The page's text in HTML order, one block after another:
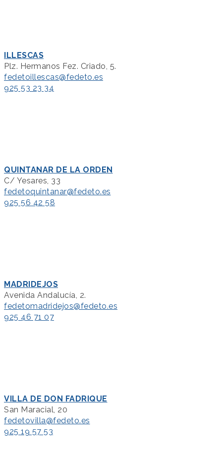
ILLESCAS
Plz. Hermanos Fez. Criado, 5.
fedetoillescas@fedeto.es
925 53 23 34
QUINTANAR DE LA ORDEN
C/ Yesares, 33
fedetoquintanar@fedeto.es
925 56 42 58
MADRIDEJOS
Avenida Andalucía, 2.
fedetomadridejos@fedeto.es
925 46 71 07
VILLA DE DON FADRIQUE
San Maracial, 20
fedetovilla@fedeto.es
925 19 57 53